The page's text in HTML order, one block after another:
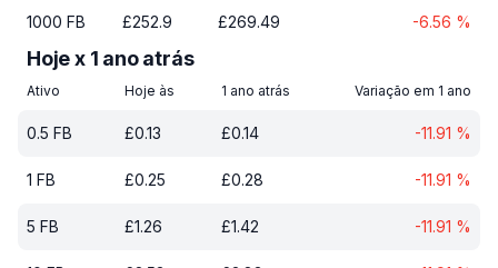
1000 FB £252.9 £269.49 -6.56 %
Hoje x 1 ano atrás
Ativo Hoje às 1 ano atrás Variação em 1 ano
0.5 FB £0.13 £0.14 -11.91 %
1 FB £0.25 £0.28 -11.91 %
5 FB £1.26 £1.42 -11.91 %